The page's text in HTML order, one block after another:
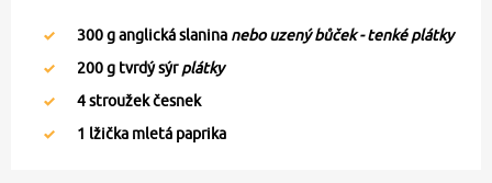
300g anglická slanina nebo uzený bůček - tenké plátky
200g tvrdý sýrplátky
4stroužek česnek
1 lžička mletá paprika